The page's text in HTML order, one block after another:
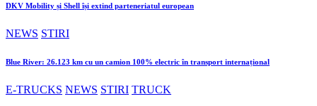
DKV Mobility și Shell își extind parteneriatul european
NEWS STIRI
Blue River: 26.123 km cu un camion 100% electric în transport internațional
E-TRUCKS NEWS STIRI TRUCK